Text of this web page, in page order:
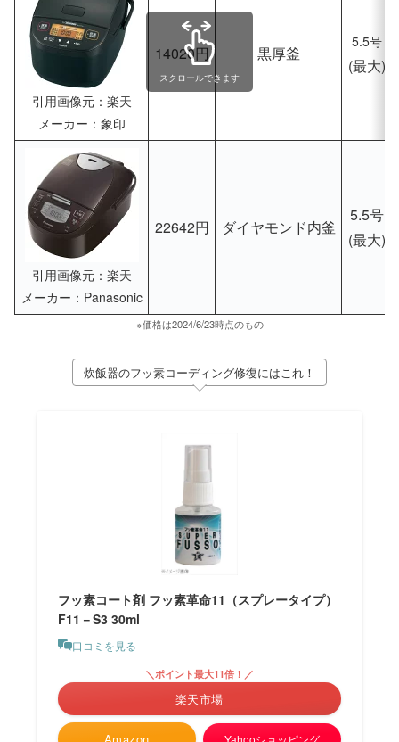
引用画像元：楽天
メーカー：象印
14020円 黒厚釜
5.5号
(最大)
引用画像元：楽天
メーカー：Panasonic
22642円 ダイヤモンド内釜
5.5号
(最大)
スクロールできます
※価格は2024/6/23時点のもの
炊飯器のフッ素コーディング修復にはこれ！
フッ素コート剤 フッ素革命11（スプレータイプ）
F11－S3 30ml
口コミを見る
Amazon
＼ポイント最大11倍！／
楽天市場
Yahooショッピング